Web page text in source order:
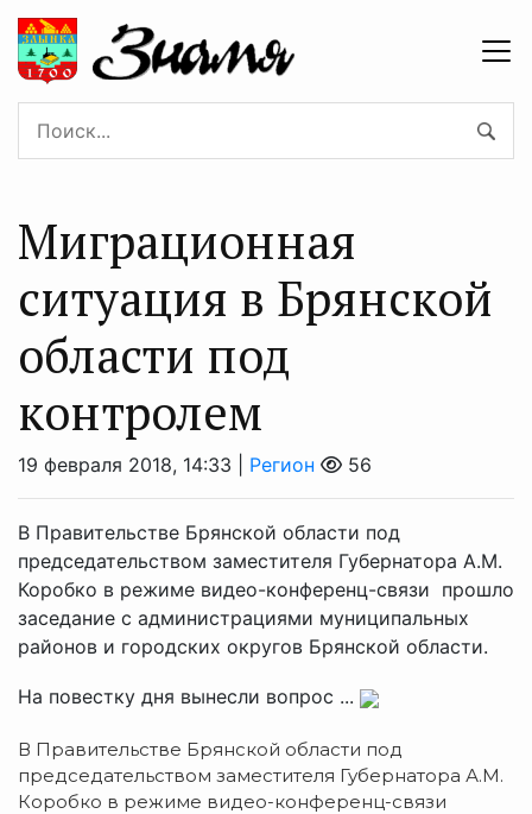
Миграционная
ситуация в Брянской
области под
контролем
19 февраля 2018, 14:33 | Регион 56
В Правительстве Брянской области под
председательством заместителя Губернатора А.М.
Коробко в режиме видео-конференц-связи прошло
заседание с администрациями муниципальных
районов и городских округов Брянской области.
На повестку дня вынесли вопрос ...
В Правительстве Брянской области под
председательством заместителя Губернатора А.М.
Коробко в режиме видео-конференц-связи